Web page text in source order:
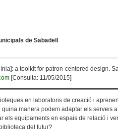
de Sabadell
a toolkit for patron-centered design.
[Consulta: 11/05/2015]
en laboratoris de creació i
quina manera podem adaptar els serveis
els equipaments en espais de relació i
del futur?